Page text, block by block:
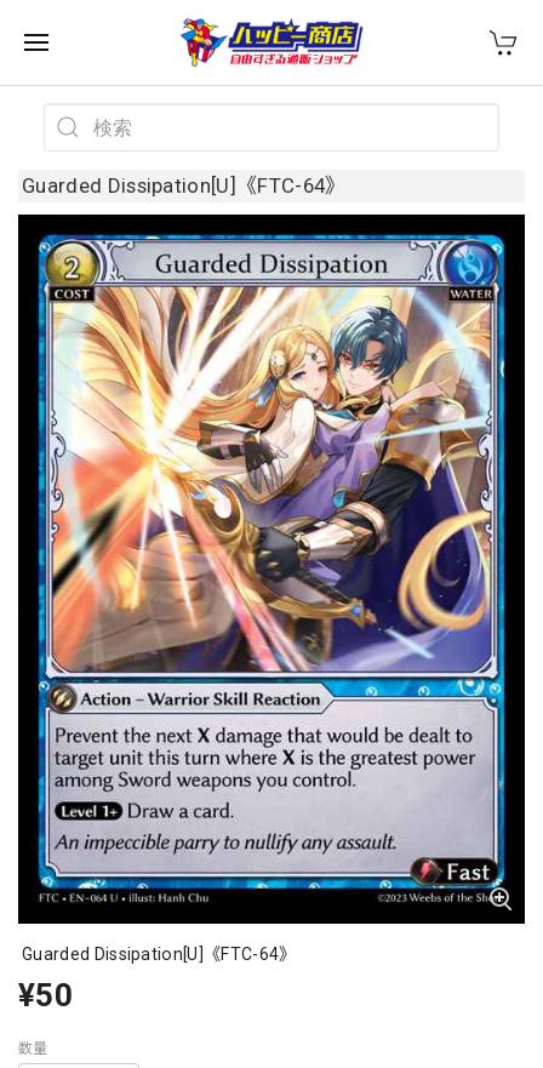
Guarded Dissipation[U]《FTC-64》
Guarded Dissipation[U]《FTC-64》
¥50
数量